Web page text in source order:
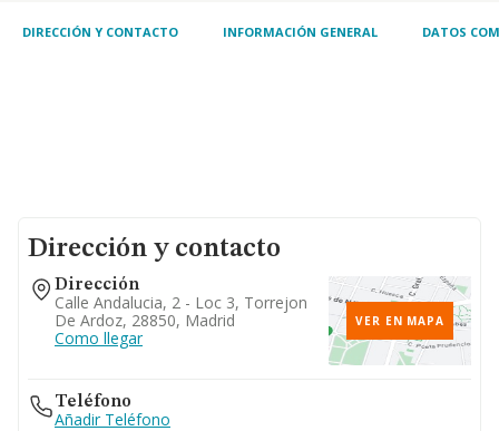
parcialmente.
DIRECCIÓN Y CONTACTO INFORMACIÓN GENERAL DATOS
Dirección y contacto
Dirección
Calle Andalucia, 2 - Loc 3, Torrejon
De Ardoz, 28850, Madrid
Como llegar
VER EN MAPA
Teléfono
Añadir Teléfono